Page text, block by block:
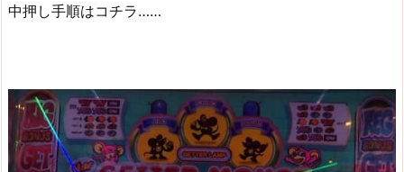
中押し手順はコチラ……